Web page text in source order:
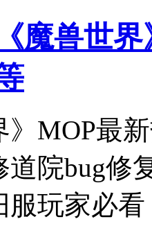
魔兽世
》MOP最
道院bug修
服玩家必看